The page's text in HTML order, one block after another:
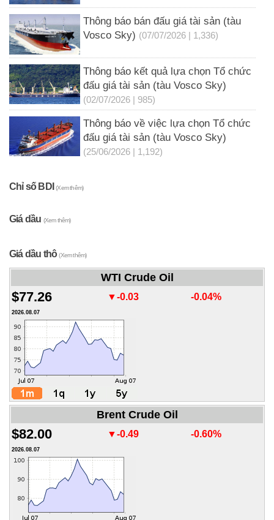
Thông báo bán đấu giá tài sản (tàu
Vosco Sky) (07/07/2026 | 1,336)
Thông báo kết quả lựa chọn Tổ chức
đấu giá tài sản (tàu Vosco Sky)
(02/07/2026 | 985)
Thông báo về việc lựa chọn Tổ chức
đấu giá tài sản (tàu Vosco Sky)
(25/06/2026 | 1,192)
Chỉ số BDI(Xem thêm)
Giá dầu (Xem thêm)
Giá dầu thô(Xem thêm)
WTI Crude Oil
$77.26 ▼-0.03 -0.04%
2026.08.07
Brent Crude Oil
$82.00 ▼-0.49 -0.60%
2026.08.07